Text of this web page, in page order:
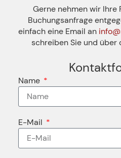
Gerne nehmen wir Ihre
Buchungsanfrage
einfach eine Email an
schreiben Sie und über
Name
E-Mail